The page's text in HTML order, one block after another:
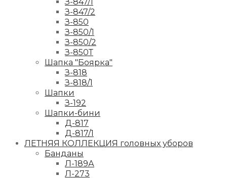
З-847/2
З-850
З-850/1
З-850/2
З-850Т
Шапка "Боярка"
З-818
З-818/1
Шапки
З-192
Шапки-бини
Д-817
Д-817/1
ЛЕТНЯЯ КОЛЛЕКЦИЯ головных уборов
Банданы
Л-189А
Л-273